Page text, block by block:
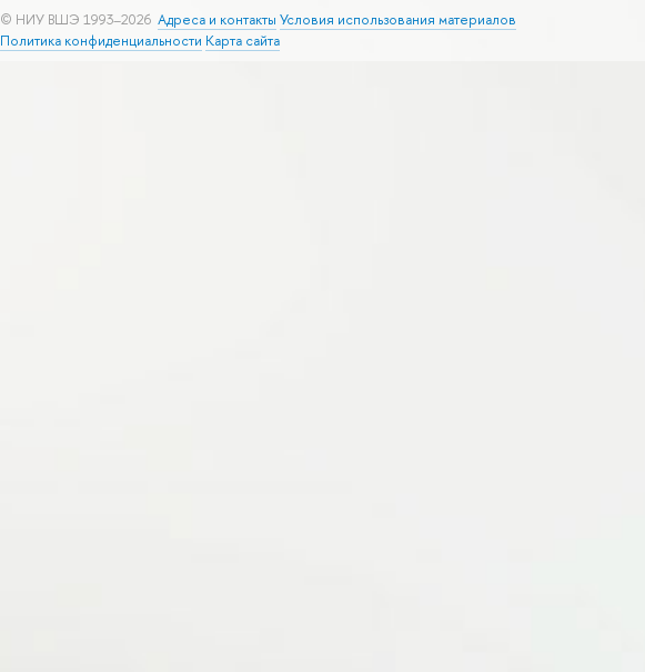
© НИУ ВШЭ 1993–2026 Адреса и контакты Условия использования материалов
Политика конфиденциальности Карта сайта